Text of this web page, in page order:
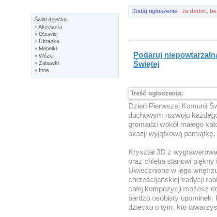
Świat dziecka
»Akcesoria
» Obuwie
» Ubranka
» Mebelki
» Wózki
» Zabawki
» Inne
Dodaj ogłoszenie | za darmo,
Podaruj
Świętej
Treść ogłoszenia:
Dzień Pierwszej Komunii
duchowym rozwoju
gromadzi wokół małego
okazji wyjątkową
Kryształ 3D z
oraz chleba stanowi
Uwiecznione w jego
chrześcijańskiej tradycji
całej kompozycji możesz
bardzo osobisty
dziecku o tym, kto